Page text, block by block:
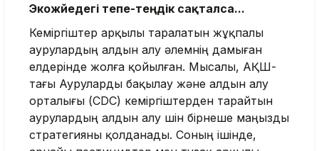
Экожүйедегі тепе-теңдік сақталса...
Кеміргіштер арқылы таралатын жұқпалы
аурулардың алдын алу әлемнің дамыған
елдерінде жолға қойылған. Мысалы, АҚШ-
тағы Ауруларды бақылау және алдын алу
орталығы (CDC) кеміргіштерден тарайтын
аурулардың алдын алу үшін бірнеше маңызды
стратегияны қолданады. Соның ішінде,